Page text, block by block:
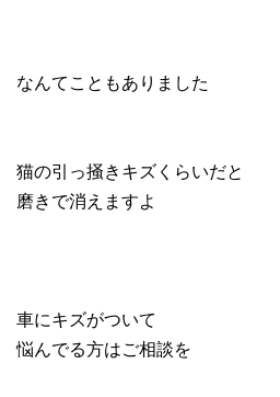
なんてこともありました
猫の引っ掻きキズくらいだと
磨きで消えますよ
車にキズがついて
悩んでる方はご相談を